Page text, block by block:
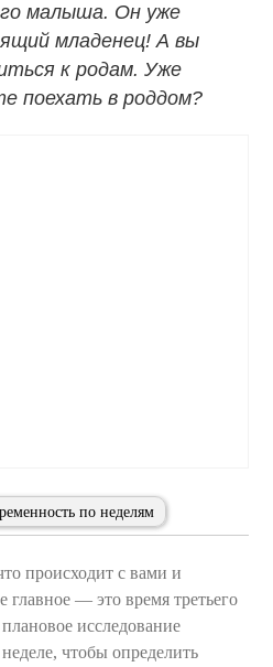
малыша. Он уже
младенец! А вы
к родам. Уже
поехать в роддом?
по неделям
происходит с вами и
— это время третьего
исследование
чтобы определить